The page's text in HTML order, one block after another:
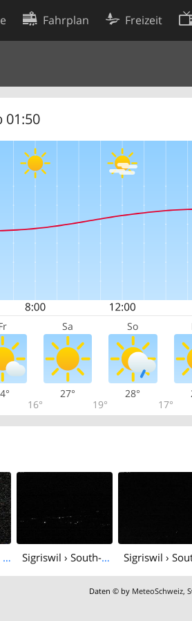
Fahrplan Freizeit
01:50
Sa So
16°
27°
19°
28°
17°
Sigriswil › South: Sternwarte Sirius Sigriswil › South-east
Daten © by MeteoSchweiz,
Cookie-Einstellungen